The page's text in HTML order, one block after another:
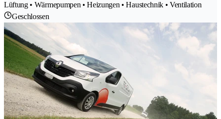
Lüftung • Wärmepumpen • Heizungen • Haustechnik • Ventilation
Geschlossen